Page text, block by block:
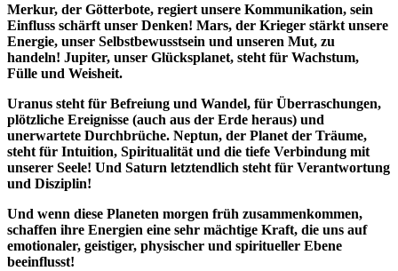
Merkur, der Götterbote, regiert unsere Kommunikation, sein
Einfluss schärft unser Denken! Mars, der Krieger stärkt unsere
Energie, unser Selbstbewusstsein und unseren Mut, zu
handeln! Jupiter, unser Glücksplanet, steht für Wachstum,
Fülle und Weisheit.
Uranus steht für Befreiung und Wandel, für Überraschungen,
plötzliche Ereignisse (auch aus der Erde heraus) und
unerwartete Durchbrüche. Neptun, der Planet der Träume,
steht für Intuition, Spiritualität und die tiefe Verbindung mit
unserer Seele! Und Saturn letztendlich steht für Verantwortung
und Disziplin!
Und wenn diese Planeten morgen früh zusammenkommen,
schaffen ihre Energien eine sehr mächtige Kraft, die uns auf
emotionaler, geistiger, physischer und spiritueller Ebene
beeinflusst!